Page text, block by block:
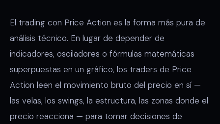
El trading con Price Action es la forma más pura de
análisis técnico. En lugar de depender de
indicadores, osciladores o fórmulas matemáticas
superpuestas en un gráfico, los traders de Price
Action leen el movimiento bruto del precio en sí —
las velas, los swings, la estructura, las zonas donde el
precio reacciona — para tomar decisiones de